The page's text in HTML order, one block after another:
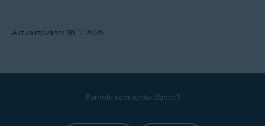
Aktualizováno: 16. 1. 2025
Pomohl vám tento článek?